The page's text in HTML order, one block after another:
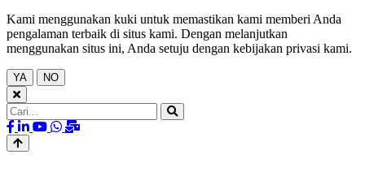
Kami menggunakan kuki untuk memastikan kami memberi Anda
pengalaman terbaik di situs kami. Dengan melanjutkan
menggunakan situs ini, Anda setuju dengan kebijakan privasi kami.
YA NO